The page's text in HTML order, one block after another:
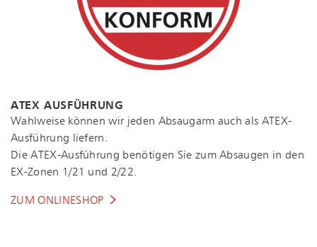
ATEX AUSFÜHRUNG
Wahlweise können wir jeden Absaugarm auch als ATEX-
Ausführung liefern.
Die ATEX-Ausführung benötigen Sie zum Absaugen in den
EX-Zonen 1/21 und 2/22.
ZUM ONLINESHOP